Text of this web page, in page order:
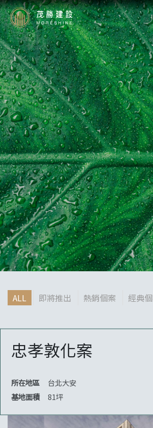
ALL 即將推出 熱銷個案 經典
忠孝敦化案
所在地區
台北大安
基地面積
81坪